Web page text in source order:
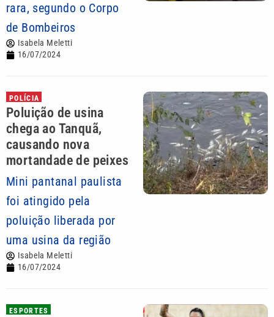
rara, segundo o Corpo
de Bombeiros
Isabela Meletti
16/07/2024
POLÍCIA
Poluição de usina
chega ao Tanquã,
causando nova
mortandade de peixes
Mini pantanal paulista
foi atingido pela
poluição liberada por
uma usina da região
Isabela Meletti
16/07/2024
ESPORTES